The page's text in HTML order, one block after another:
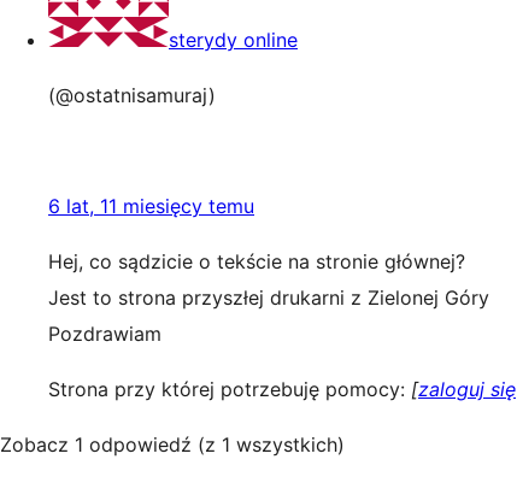
sterydy online
(@ostatnisamuraj)
6 lat, 11 miesięcy temu
Hej, co sądzicie o tekście na stronie głównej?
Jest to strona przyszłej drukarni z Zielonej Góry
Pozdrawiam
Strona przy której potrzebuję pomocy: [zaloguj się
Zobacz 1 odpowiedź (z 1 wszystkich)